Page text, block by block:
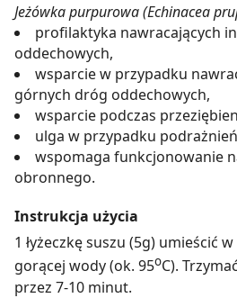
Jeżówka purpurowa (Echinacea
profilaktyka nawracających
oddechowych,
wsparcie w przypadku
górnych dróg oddechowych,
wsparcie podczas
ulga w przypadku
wspomaga funkcjonowanie
obronnego.
Instrukcja użycia
1 łyżeczkę suszu (5g) umieścić
gorącej wody (ok. 95oC).
przez 7-10 minut.